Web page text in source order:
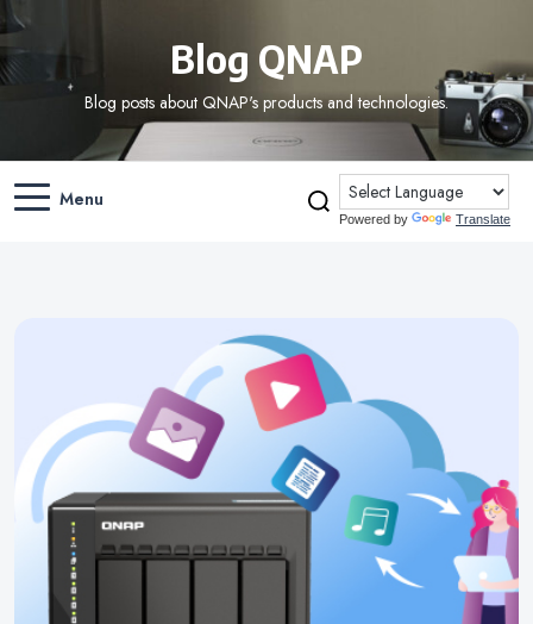
Blog QNAP
Blog posts about QNAP's products and technologies.
Menu
Powered by Translate